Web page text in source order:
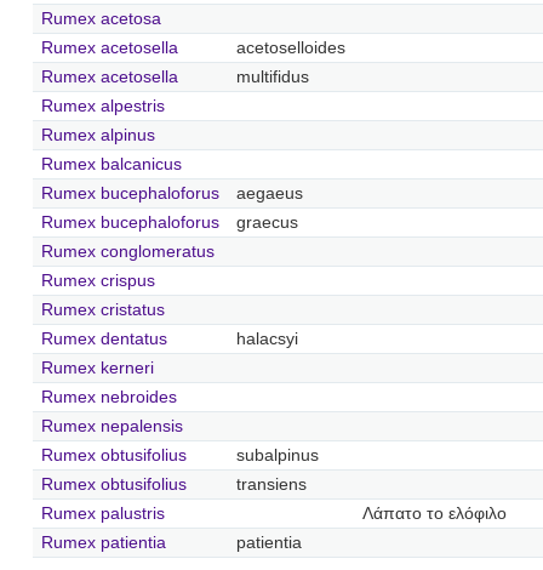
Rumex acetosa
Rumex acetosella
acetoselloides
Rumex acetosella
multifidus
Rumex alpestris
Rumex alpinus
Rumex balcanicus
Rumex bucephaloforus
aegaeus
Rumex bucephaloforus
graecus
Rumex conglomeratus
Rumex crispus
Rumex cristatus
Rumex dentatus
halacsyi
Rumex kerneri
Rumex nebroides
Rumex nepalensis
Rumex obtusifolius
subalpinus
Rumex obtusifolius
transiens
Rumex palustris
Λάπατο το ελόφιλο
Rumex patientia
patientia